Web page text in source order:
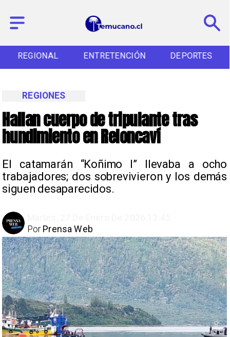
REGIONAL ENTRETENCIÓN DEPORTES
Hallan cuerpo de tripulante tras
hundimiento en Reloncaví
El catamarán “Koñimo I” llevaba a ocho
trabajadores; dos sobrevivieron y los demás
siguen desaparecidos.
REGIONES
Prensa Web
Por